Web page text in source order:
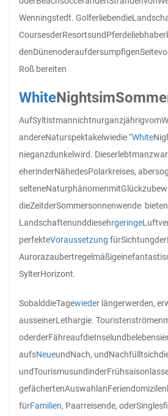
Wenningstedt. Golfer liebendie
CoursesderResortsundPferdeliebhaber
denDünenoderaufdersumpfigenSeite
Roß bereiten
WhiteNightsim
AufSyltistmannichtnurganzjährigvom
andereNaturspektakelwiedie “White
nieganzdunkelwird. Dieserlebtmanzwar
eherinderNähedesPolarkreises, aber
selteneNaturphänomenmitGlückzu
dieZeitderSommersonnenwende bieten
Landschaftenunddiesehrgeringe
perfekteVoraussetzung fürSichtungder
Aurorazaubertregelmäßigeine
SylterHorizont.
SobalddieTagewieder längerwerden,
ausseinerLethargie. Touristenströmen
oderderFähreaufdieInsel und belebensie
aufsNeueundNach, undNachfülltsich
undTourismusundinderFrühsaison
gefächertenAuswahl anFeriendomizilen
fürFamilien, Paarreisende, oderSingles